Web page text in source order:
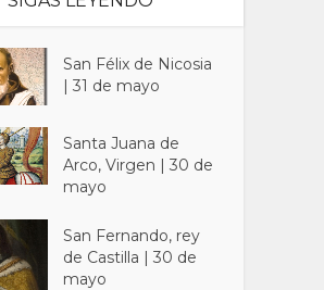
San Félix de Nicosia
| 31 de mayo
Santa Juana de
Arco, Virgen | 30 de
mayo
San Fernando, rey
de Castilla | 30 de
mayo